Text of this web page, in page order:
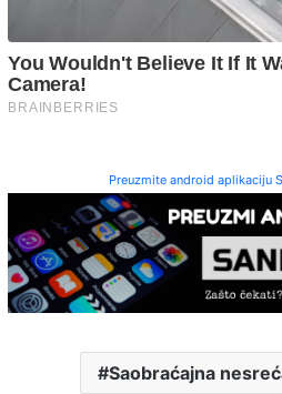
Preuzmite android aplikaciju
Saobraćajna